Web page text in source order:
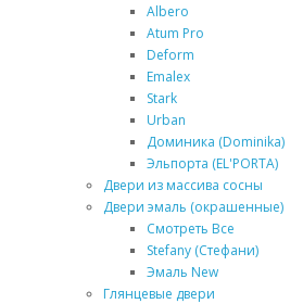
Albero
Atum Pro
Deform
Emalex
Stark
Urban
Доминика (Dominika)
Эльпорта (EL'PORTA)
Двери из массива сосны
Двери эмаль (окрашенные)
Смотреть Все
Stefany (Стефани)
Эмаль New
Глянцевые двери